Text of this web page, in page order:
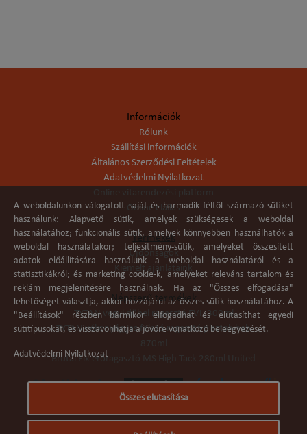
Információk
Rólunk
Szállítási információk
Általános Szerződési Feltételek
Adatvédelmi Nyilatkozat
Online elállás
Termékek
Újdonságok
Kiemelt ajánlataink
Népszerű termékek
TYTAN vegyi dübel ragasztó EVI. 300ml
TYTAN vékonyágyas falazó ragasztó pisztolyhab
Brutál Fix erőragasztó MS High Tack 280ml United
A weboldalunkon válogatott saját és harmadik féltől származó sütiket
használunk: Alapvető sütik, amelyek szükségesek a weboldal
használatához; funkcionális sütik, amelyek könnyebben használhatók a
weboldal használatakor; teljesítmény-sütik, amelyeket összesített
adatok előállítására használunk a weboldal használatáról és a
statisztikákról; és marketing cookie-k, amelyeket releváns tartalom és
reklám megjelenítésére használnak. Ha az "Összes elfogadása"
lehetőséget választja, akkor hozzájárul az összes sütik használatához. A
"Beállítások" részben bármikor elfogadhat és elutasíthat egyedi
sütitípusokat, és visszavonhatja a jövőre vonatkozó beleegyezését.
Adatvédelmi Nyilatkozat
Összes elutasítása